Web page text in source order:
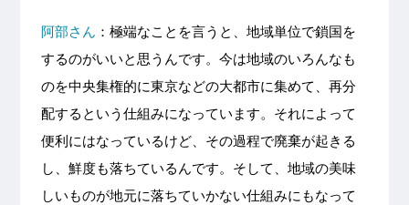
阿部さん ： 極端なことを言うと、地域単位で鎖国を
するのがいいと思うんです。今は地域のいろんなも
のを中央集権的に東京などの大都市に集めて、再分
配するという仕組みになっています。それによって
便利にはなっているけど、その過程で廃棄が起きる
し、鮮度も落ちているんです。そして、地域の美味
しいものが地元に落ちていかない仕組みにもなって